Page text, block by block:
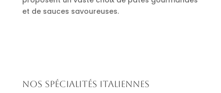
et de sauces savoureuses.
Nos spécialités italiennes